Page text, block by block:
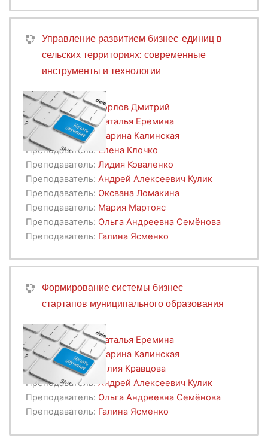
Управление развитием бизнес-единиц в
сельских территориях: современные
инструменты и технологии
Преподаватель:Горлов Дмитрий
Преподаватель: Наталья Еремина
Преподаватель:
Марина Калинская
Преподаватель: Елена Клочко
Преподаватель: Лидия Коваленко
Преподаватель: Андрей Алексеевич Кулик
Преподаватель: Оксвана Ломакина
Преподаватель: Мария Мартояс
Преподаватель: Ольга Андреевна Семёнова
Преподаватель: Галина Ясменко
Формирование системы бизнес-
стартапов муниципального образования
Преподаватель:Наталья Еремина
Преподаватель: Марина Калинская
Преподаватель:
Юлия Кравцова
Преподаватель: Андрей Алексеевич Кулик
Преподаватель: Ольга Андреевна Семёнова
Преподаватель: Галина Ясменко